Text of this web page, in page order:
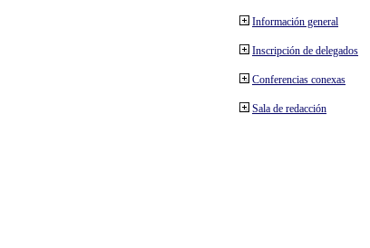
Información general
Inscripción de delegados
Conferencias conexas
Sala de redacción